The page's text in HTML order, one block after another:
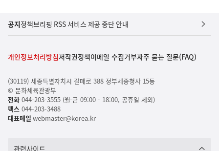
공지정책브리핑 RSS 서비스 제공 중단 안내
개인정보처리방침저작권정책이메일 수집거부자주 묻는 질문(FAQ)
(30119) 세종특별자치시 갈매로 388 정부세종청사 15동
© 문화체육관광부
전화044-203-3555 (월-금 09:00 - 18:00, 공휴일 제외)
팩스044-203-3488
대표메일 webmaster@korea.kr
관련사이트